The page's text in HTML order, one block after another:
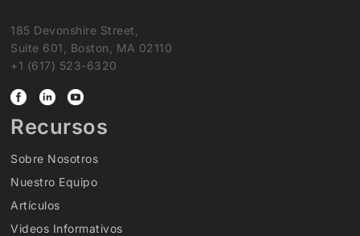
185 Devonshire Street,
Suite 601, Boston, MA 02110
+1 (617) 523-6320
Recursos
Sobre Nosotros
Nuestro Equipo
Artículos
Videos Informativos